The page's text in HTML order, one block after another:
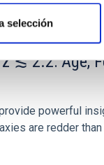
selección
2.2: Age,
powerful
are redder